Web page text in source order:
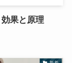
果と原理